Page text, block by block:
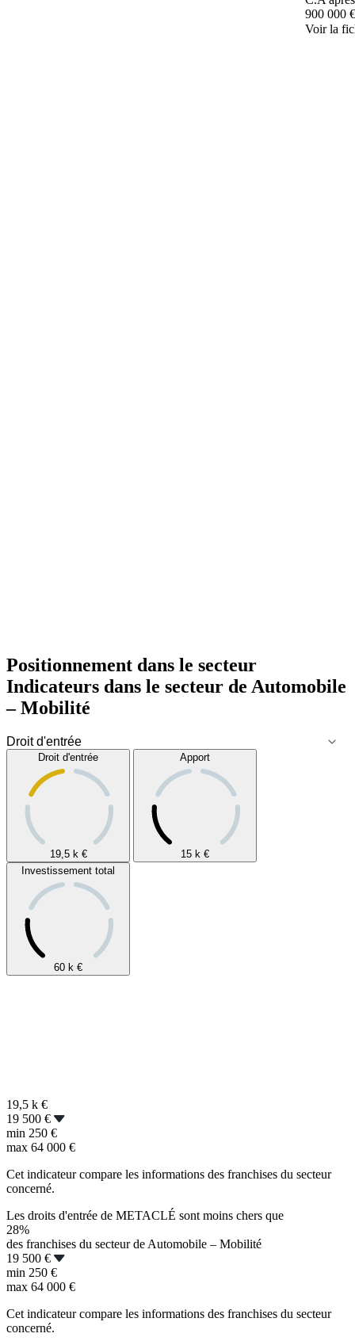
900 000 €
Voir la
Positionnement dans le secteur
Indicateurs dans le secteur de Automobile
– Mobilité
Droit d'entrée
19,5 k €
Apport
15 k €
Investissement total
60 k €
19,5 k €
19 500 €
min 250 €
max 64 000 €
Cet indicateur compare les informations des franchises du secteur
concerné.
Les droits d'entrée de METACLÉ sont moins chers que
28%
des franchises du secteur de Automobile – Mobilité
19 500 €
min 250 €
max 64 000 €
Cet indicateur compare les informations des franchises du secteur
concerné.